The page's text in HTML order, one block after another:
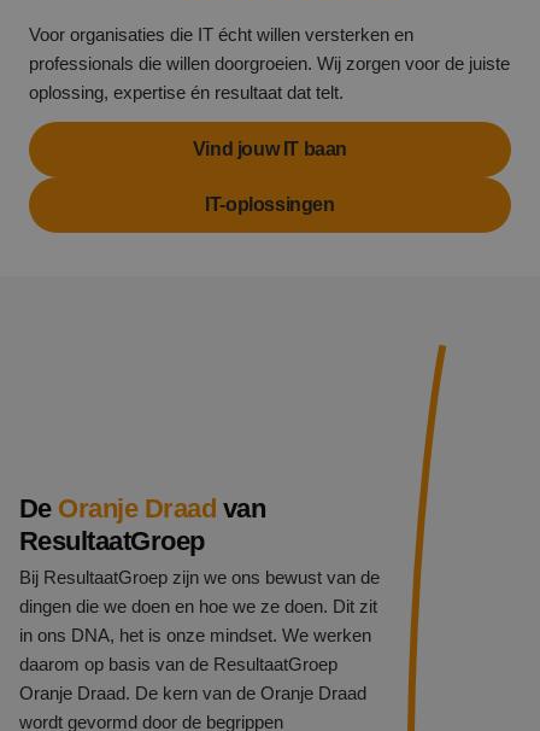
Voor organisaties die IT écht willen versterken en
professionals die willen doorgroeien. Wij zorgen voor de juiste
oplossing, expertise én resultaat dat telt.
Vind jouw IT baan
IT-oplossingen
De Oranje Draad van
ResultaatGroep
Bij ResultaatGroep zijn we ons bewust van de
dingen die we doen en hoe we ze doen. Dit zit
in ons DNA, het is onze mindset. We werken
daarom op basis van de ResultaatGroep
Oranje Draad. De kern van de Oranje Draad
wordt gevormd door de begrippen